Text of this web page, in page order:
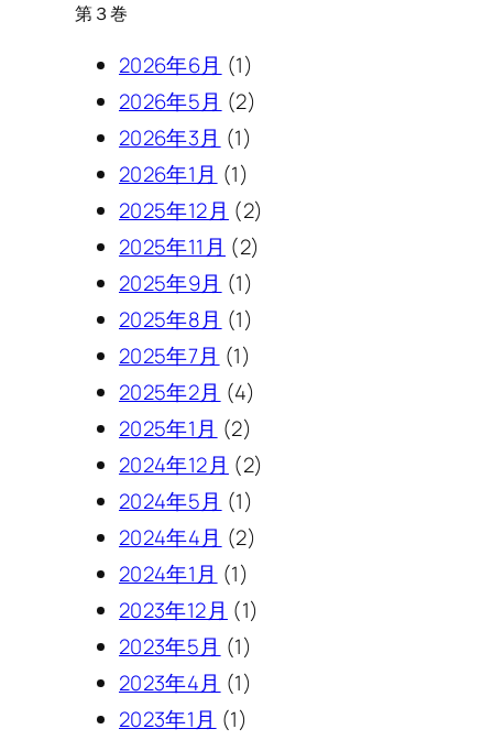
第３巻
2026年6月 (1)
2026年5月 (2)
2026年3月 (1)
2026年1月 (1)
2025年12月 (2)
2025年11月 (2)
2025年9月 (1)
2025年8月 (1)
2025年7月 (1)
2025年2月 (4)
2025年1月 (2)
2024年12月 (2)
2024年5月 (1)
2024年4月 (2)
2024年1月 (1)
2023年12月 (1)
2023年5月 (1)
2023年4月 (1)
2023年1月 (1)